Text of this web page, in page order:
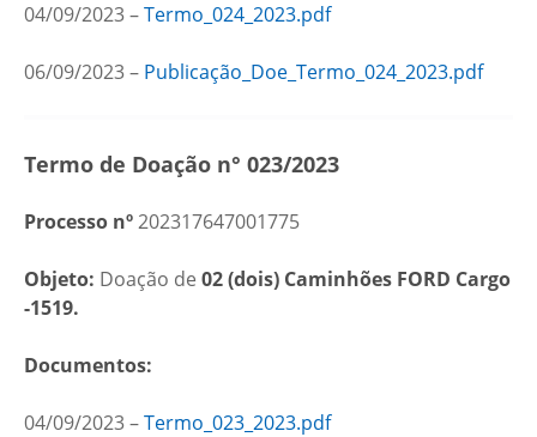
04/09/2023 –Termo_024_2023.pdf
06/09/2023 – Publicação_Doe_Termo_024_2023.pdf
Termo de Doação n° 023/2023
Processo nº202317647001775
Objeto: Doação de 02 (dois) Caminhões FORD Cargo
-1519.
Documentos:
04/09/2023 –Termo_023_2023.pdf